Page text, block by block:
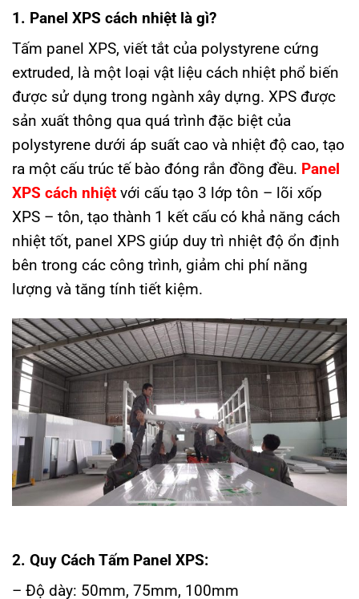
1. Panel XPS cách nhiệt là gì?
Tấm panel XPS, viết tắt của polystyrene cứng
extruded, là một loại vật liệu cách nhiệt phổ biến
được sử dụng trong ngành xây dựng. XPS được
sản xuất thông qua quá trình đặc biệt của
polystyrene dưới áp suất cao và nhiệt độ cao, tạo
ra một cấu trúc tế bào đóng rắn đồng đều. Panel
XPS cách nhiệt với cấu tạo 3 lớp tôn – lõi xốp
XPS – tôn, tạo thành 1 kết cấu có khả năng cách
nhiệt tốt, panel XPS giúp duy trì nhiệt độ ổn định
bên trong các công trình, giảm chi phí năng
lượng và tăng tính tiết kiệm.
2. Quy Cách Tấm Panel XPS:
– Độ dày: 50mm, 75mm, 100mm